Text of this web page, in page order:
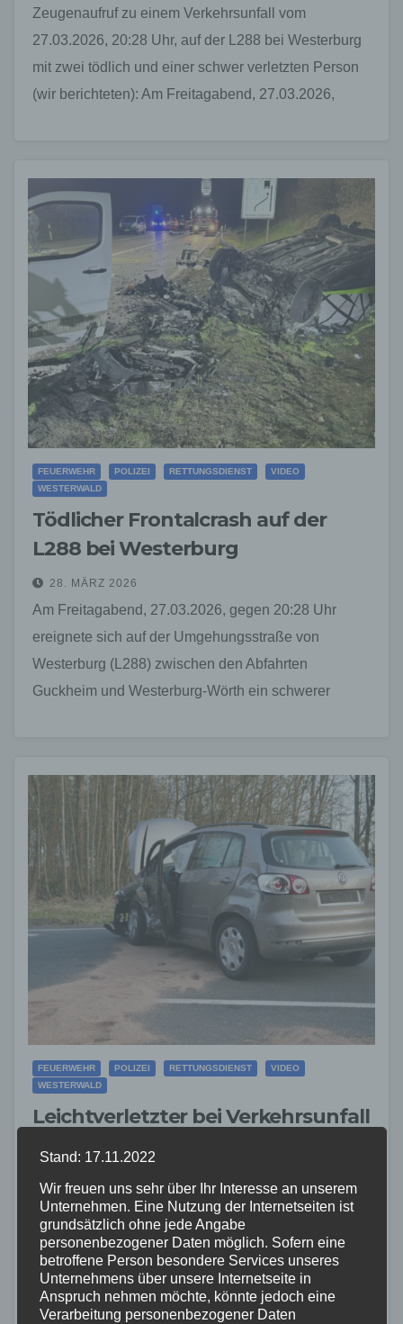
Zeugenaufruf zu einem Verkehrsunfall vom
27.03.2026, 20:28 Uhr, auf der L288 bei Westerburg
mit zwei tödlich und einer schwer verletzten Person
(wir berichteten): Am Freitagabend, 27.03.2026,
FEUERWEHR POLIZEI RETTUNGSDIENST
VIDEO
WESTERWALD
Tödlicher Frontalcrash auf der
L288 bei Westerburg
28. MÄRZ 2026
Am Freitagabend, 27.03.2026, gegen 20:28 Uhr
ereignete sich auf der Umgehungsstraße von
Westerburg (L288) zwischen den Abfahrten
Guckheim und Westerburg-Wörth ein schwerer
FEUERWEHR POLIZEI RETTUNGSDIENST
VIDEO
WESTERWALD
Leichtverletzter bei Verkehrsunfall
auf der B413 bei Herschbach
Am heutigen Sonntag, den 08.03.2026, kam es gegen
17.15 Uhr auf der B413 in Höhe der Einfahrt
Herschbach, Wiedstraße, zu einem Verkehrsunfall mit
zwei beteiligten Pkw. Nach ersten Erkenntnissen
kollidierten…
Stand: 17.11.2022
Wir freuen uns sehr über Ihr Interesse an unserem
Unternehmen. Eine Nutzung der Internetseiten ist
grundsätzlich ohne jede Angabe
personenbezogener Daten möglich. Sofern eine
betroffene Person besondere Services unseres
Unternehmens über unsere Internetseite in
Anspruch nehmen möchte, könnte jedoch eine
Verarbeitung personenbezogener Daten